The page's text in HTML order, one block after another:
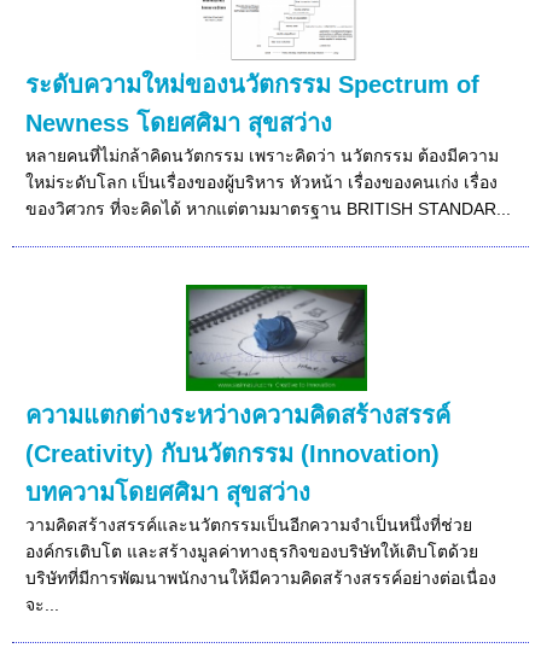
ระดับความใหม่ของนวัตกรรม Spectrum of
Newness โดยศศิมา สุขสว่าง
หลายคนที่ไม่กล้าคิดนวัตกรรม เพราะคิดว่า นวัตกรรม ต้องมีความ
ใหม่ระดับโลก เป็นเรื่องของผู้บริหาร หัวหน้า เรื่องของคนเก่ง เรื่อง
ของวิศวกร ที่จะคิดได้ หากแต่ตามมาตรฐาน BRITISH STANDAR...
ความแตกต่างระหว่างความคิดสร้างสรรค์
(Creativity) กับนวัตกรรม (Innovation)
บทความโดยศศิมา สุขสว่าง
วามคิดสร้างสรรค์และนวัตกรรมเป็นอีกความจำเป็นหนึ่งที่ช่วย
องค์กรเติบโต และสร้างมูลค่าทางธุรกิจของบริษัทให้เติบโตด้วย
บริษัทที่มีการพัฒนาพนักงานให้มีความคิดสร้างสรรค์อย่างต่อเนื่อง
จะ...